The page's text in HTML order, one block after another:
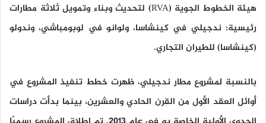
هيئة الخطوط الجوية (RVA) لتحديث وبناء وتمويل ثلاثة مطارات
رئيسية: ندجيلي في كينشاسا، ولوانو في لوبومباشي، وندولو
(كينشاسا) للطيران التجاري.
بالنسبة لمشروع مطار ندجيلي، ظهرت خطط تنفيذ المشروع في
أوائل العقد الأول من القرن الحادي والعشرين، بينما بدأت دراسات